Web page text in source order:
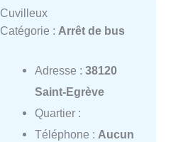
Cuvilleux
Catégorie : Arrêt de bus
Adresse : 38120
Saint-Egrève
Quartier :
Téléphone : Aucun